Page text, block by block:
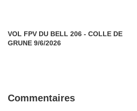
VOL FPV DU BELL 206 - COLLE DE
GRUNE 9/6/2026
Commentaires